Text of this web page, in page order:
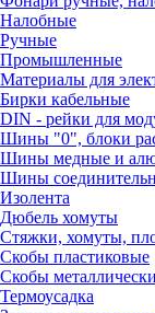
Налобные
Ручные
Промышленные
Материалы для
Бирки кабельные
DIN - рейки для
Шины "0", блоки
Шины медные и
Шины
Изолента
Дюбель хомуты
Стяжки, хомуты,
Скобы пластиковые
Скобы
Термоусадка